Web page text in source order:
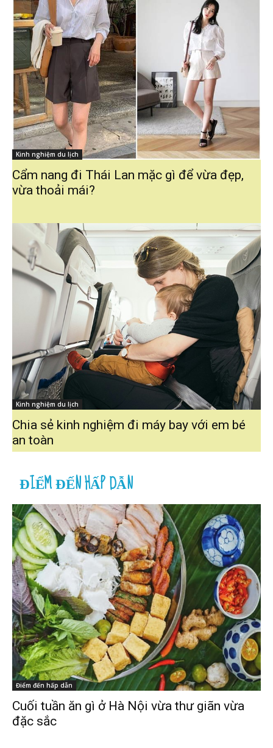
Kinh nghiệm du lịch
Cẩm nang đi Thái Lan mặc gì để vừa đẹp,
vừa thoải mái?
Kinh nghiệm du lịch
Chia sẻ kinh nghiệm đi máy bay với em bé
an toàn
ĐIỂM ĐẾN HẤP DẪN
Điểm đến hấp dẫn
Cuối tuần ăn gì ở Hà Nội vừa thư giãn vừa
đặc sắc